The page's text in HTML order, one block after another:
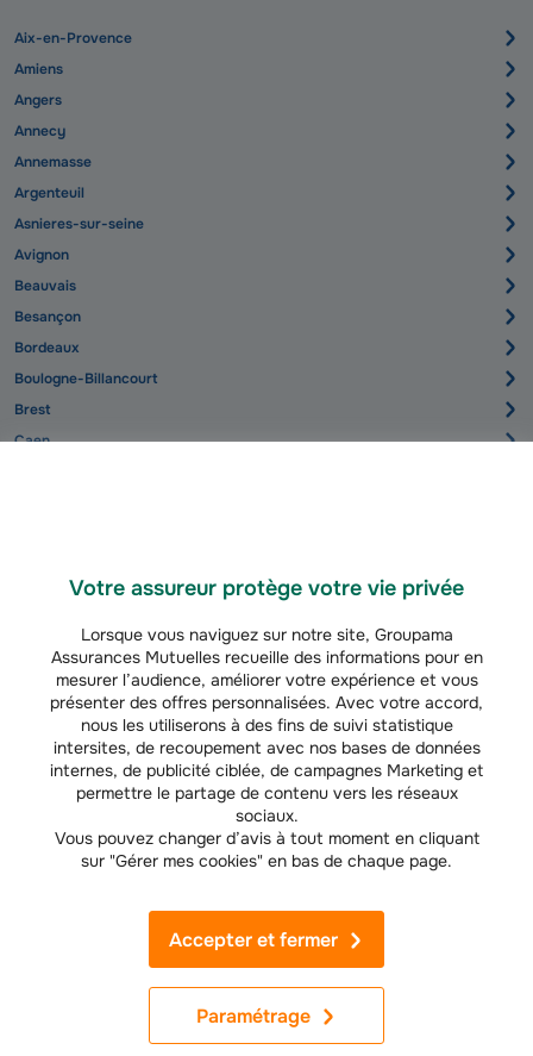
Votre assureur protège votre vie privée
Lorsque vous naviguez sur notre site, Groupama
Assurances Mutuelles recueille des informations pour en
mesurer l’audience, améliorer votre expérience et vous
présenter des offres personnalisées. Avec votre accord,
nous les utiliserons à des fins de suivi statistique
intersites, de recoupement avec nos bases de données
internes, de publicité ciblée, de campagnes Marketing et
permettre le partage de contenu vers les réseaux
sociaux.
Vous pouvez changer d’avis à tout moment en cliquant
sur "Gérer mes cookies" en bas de chaque page.
Paramétrage
Accepter et fermer
Aix-en-Provence
Amiens
Angers
Annecy
Annemasse
Argenteuil
Asnieres-sur-seine
Avignon
Beauvais
Besançon
Bordeaux
Boulogne-Billancourt
Brest
Caen
Le-Havre
Le-Mans
Limoges
Lorient
Marseille